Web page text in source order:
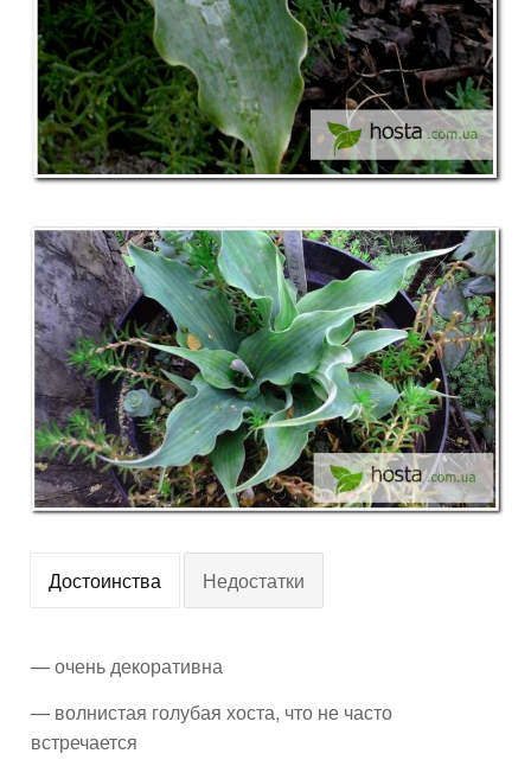
Достоинства Недостатки
— очень декоративна
— волнистая голубая хоста, что не часто
встречается